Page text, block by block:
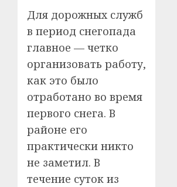
Для дорожных служб
в период снегопада
главное — четко
организовать работу,
как это было
отработано во время
первого снега. В
районе его
практически никто
не заметил. В
течение суток из